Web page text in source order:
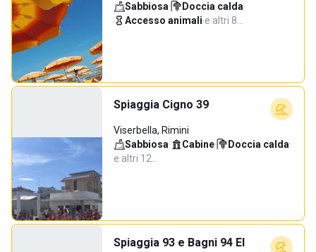
Sabbiosa· Doccia calda·
Accesso animali·e altri 8…
Spiaggia Cigno 39
Viserbella, Rimini
Sabbiosa· Cabine· Doccia calda·
e altri 12…
Spiaggia 93 e Bagni 94 El